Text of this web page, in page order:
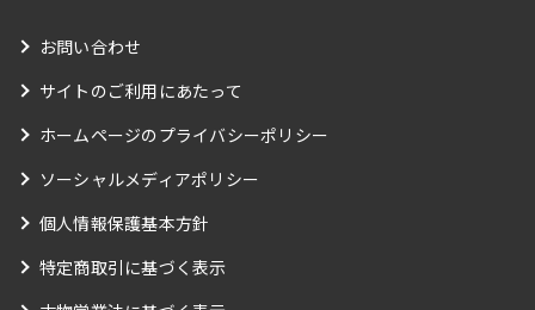
お問い合わせ
サイトのご利用にあたって
ホームページのプライバシーポリシー
ソーシャルメディアポリシー
個人情報保護基本方針
特定商取引に基づく表示